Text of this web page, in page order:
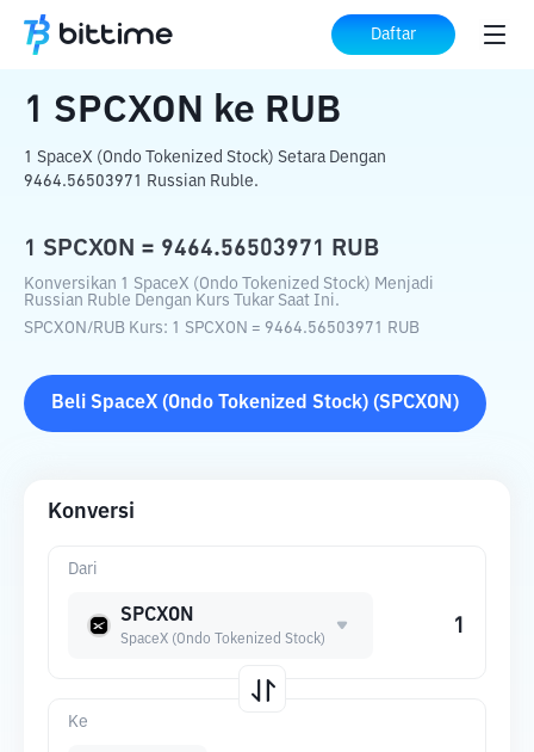
Daftar
Beranda Konverter Kripto SPCXON ke RUB
1 SPCXON ke RUB
1 SpaceX (Ondo Tokenized Stock) Setara Dengan
9464.56503971 Russian Ruble.
1 SPCXON = 9464.56503971 RUB
Konversikan 1 SpaceX (Ondo Tokenized Stock) Menjadi
Russian Ruble Dengan Kurs Tukar Saat Ini.
SPCXON/RUB Kurs: 1 SPCXON = 9464.56503971 RUB
Beli SpaceX (Ondo Tokenized Stock) (SPCXON )
Konversi
Dari
SPCXON
SpaceX (Ondo Tokenized Stock)
Ke